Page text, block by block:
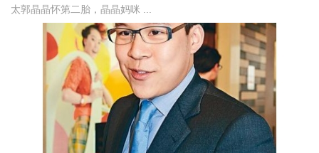
太郭晶晶怀第二胎，晶晶妈咪 ...